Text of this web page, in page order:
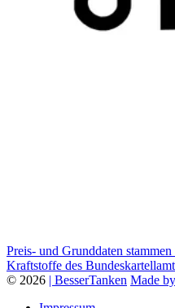
Preis- und Grunddaten
Kraftstoffe des
© 2026 | BesserTanken Made